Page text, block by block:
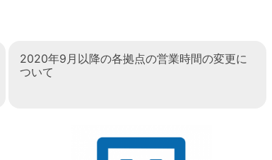
2020年9月以降の各拠点の営業時間の変更に
ついて